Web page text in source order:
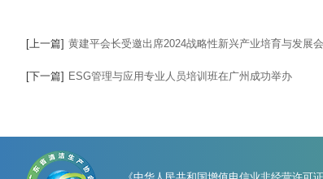
[上一篇] 黄建平会长受邀出席2024战略性新兴产业培育与发展
[下一篇] ESG管理与应用专业人员培训班在广州成功举办